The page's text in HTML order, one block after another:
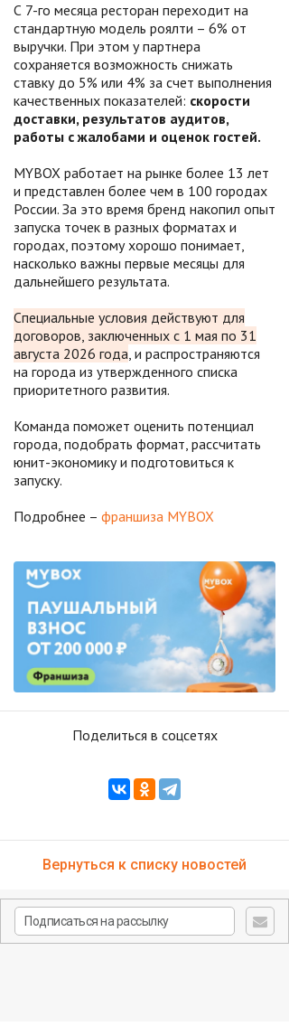
С 7-го месяца ресторан переходит на
стандартную модель роялти – 6% от
выручки. При этом у партнера
сохраняется возможность снижать
ставку до 5% или 4% за счет выполнения
качественных показателей: скорости
доставки, результатов аудитов,
работы с жалобами и оценок гостей.
MYBOX работает на рынке более 13 лет
и представлен более чем в 100 городах
России. За это время бренд накопил опыт
запуска точек в разных форматах и
городах, поэтому хорошо понимает,
насколько важны первые месяцы для
дальнейшего результата.
Специальные условия действуют для
договоров, заключенных с 1 мая по 31
августа 2026 года, и распространяются
на города из утвержденного списка
приоритетного развития.
Команда поможет оценить потенциал
города, подобрать формат, рассчитать
юнит-экономику и подготовиться к
запуску.
Подробнее – франшиза MYBOX
Поделиться в соцсетях
Вернуться к списку новостей